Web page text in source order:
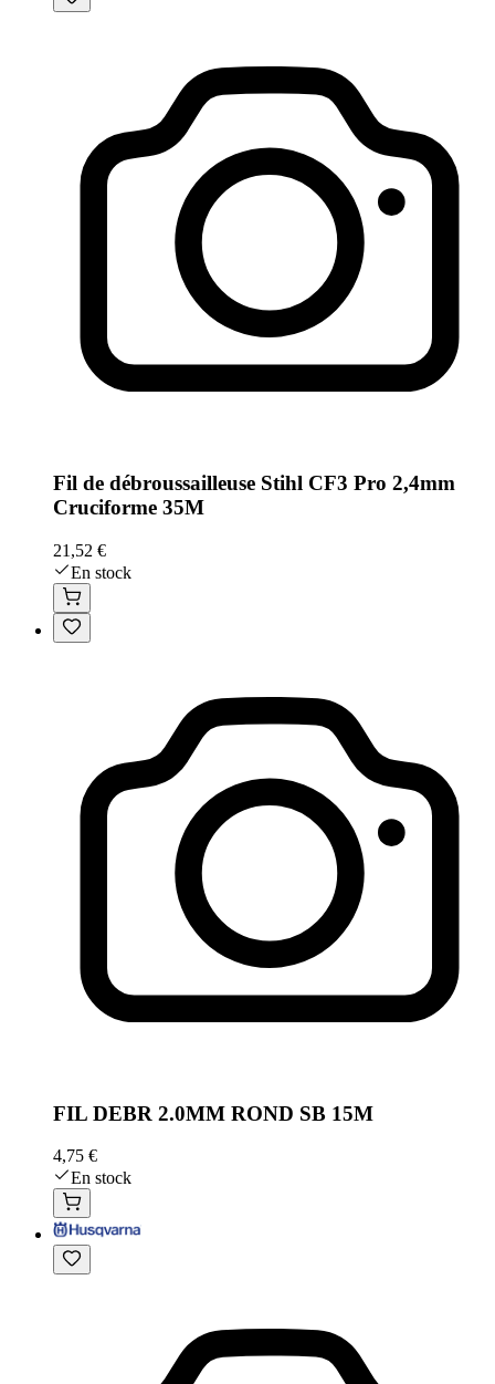
Fil de débroussailleuse Stihl CF3 Pro 2,4mm
Cruciforme 35M
21,52 €
En stock
FIL DEBR 2.0MM ROND SB 15M
4,75 €
En stock